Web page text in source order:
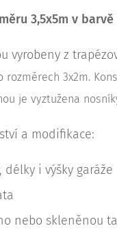
3,5x5m v barvě
vyrobeny z
rozměrech 3x2m.
je vyztužena
a modifikace:
délky i výšky garáže
nebo skleněnou